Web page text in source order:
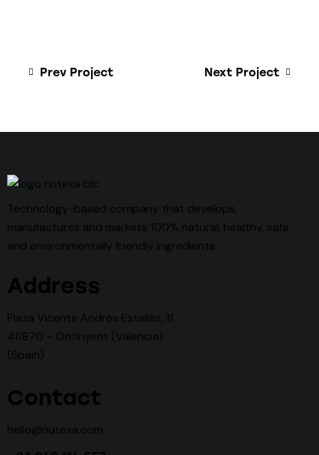
Prev Project Next Project
Technology-based company that develops,
manufactures and markets 100% natural, healthy, safe
and environmentally friendly ingredients.
Address
Plaza Vicente Andrés Estellés, 11
46870 – Ontinyent (Valencia)
(Spain)
Contact
hello@nutexa.com